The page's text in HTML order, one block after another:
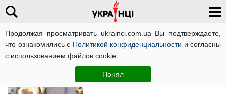
Продолжая просматривать ukrainci.com.ua Вы подтверждаете,
что ознакомились с Политикой конфиденциальности и согласны
с использованием файлов cookie.
Понял
Новости